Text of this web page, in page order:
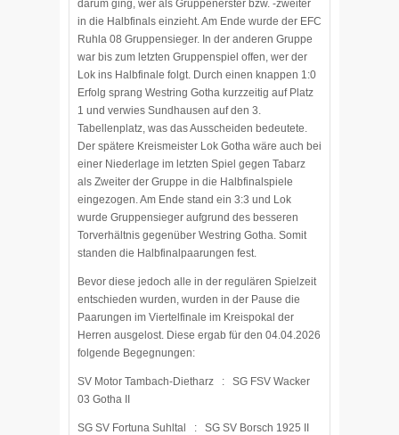
darum ging, wer als Gruppenerster bzw. -zweiter
in die Halbfinals einzieht. Am Ende wurde der EFC
Ruhla 08 Gruppensieger. In der anderen Gruppe
war bis zum letzten Gruppenspiel offen, wer der
Lok ins Halbfinale folgt. Durch einen knappen 1:0
Erfolg sprang Westring Gotha kurzzeitig auf Platz
1 und verwies Sundhausen auf den 3.
Tabellenplatz, was das Ausscheiden bedeutete.
Der spätere Kreismeister Lok Gotha wäre auch bei
einer Niederlage im letzten Spiel gegen Tabarz
als Zweiter der Gruppe in die Halbfinalspiele
eingezogen. Am Ende stand ein 3:3 und Lok
wurde Gruppensieger aufgrund des besseren
Torverhältnis gegenüber Westring Gotha. Somit
standen die Halbfinalpaarungen fest.
Bevor diese jedoch alle in der regulären Spielzeit
entschieden wurden, wurden in der Pause die
Paarungen im Viertelfinale im Kreispokal der
Herren ausgelost. Diese ergab für den 04.04.2026
folgende Begegnungen:
SV Motor Tambach-Dietharz : SG FSV Wacker
03 Gotha II
SG SV Fortuna Suhltal : SG SV Borsch 1925 II